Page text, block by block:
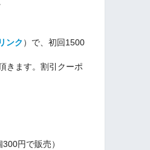
リンク ）で、初回1500
きます。割引クーポ
円で販売）